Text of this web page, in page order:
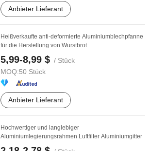
Anbieter Lieferant
Heißverkaufte anti-deformierte Aluminiumblechpfanne
für die Herstellung von Wurstbrot
5,99-8,99 $ / Stück
MOQ:50 Stück
Anbieter Lieferant
Hochwertiger und langlebiger
Aluminiumlegierungsrahmen Luftfilter Aluminiumgitter